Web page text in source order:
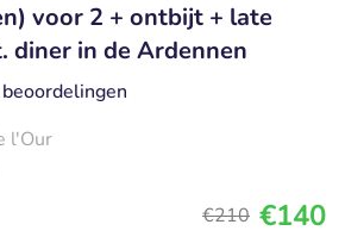
voor 2 + ontbijt + late
diner in de Ardennen
l'Our
€210 €140